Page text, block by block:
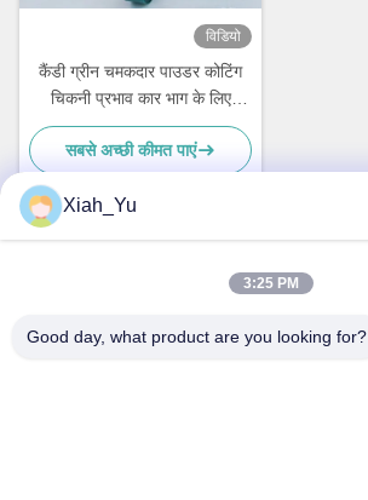
विडियो
कैंडी ग्रीन चमकदार पाउडर कोटिंग
चिकनी प्रभाव कार भाग के लिए
आसान सफाई
सबसे अच्छी कीमत पाएं
पता
Xiah_Yu
3:25 PM
Good day, what product are you looking for?